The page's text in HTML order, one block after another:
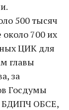
500 тысяч
700 их
ЦИК для
главы
за
Госдумы
БДИПЧ ОБСЕ,